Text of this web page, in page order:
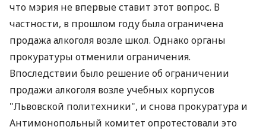
что мэрия не впервые ставит этот вопрос. В
частности, в прошлом году была ограничена
продажа алкоголя возле школ. Однако органы
прокуратуры отменили ограничения.
Впоследствии было решение об ограничении
продажи алкоголя возле учебных корпусов
"Львовской политехники", и снова прокуратура и
Антимонопольный комитет опротестовали это